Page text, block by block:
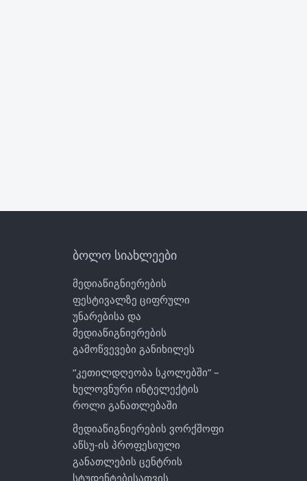
ბოლო სიახლეები
მედიაწიგნიერების
ფესტივალზე ციფრული
უნარებისა და
მედიაწიგნიერების
გამოწვევები განიხილეს
“კეთილდღეობა სკოლებში” –
ხელოვნური ინტელექტის
როლი განათლებაში
მედიაწიგნიერების ვორქშოფი
აწსუ-ის პროფესიული
განათლების ცენტრის
სტუდენტებისათვის